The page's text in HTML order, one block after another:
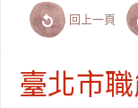
回上一頁
臺北市